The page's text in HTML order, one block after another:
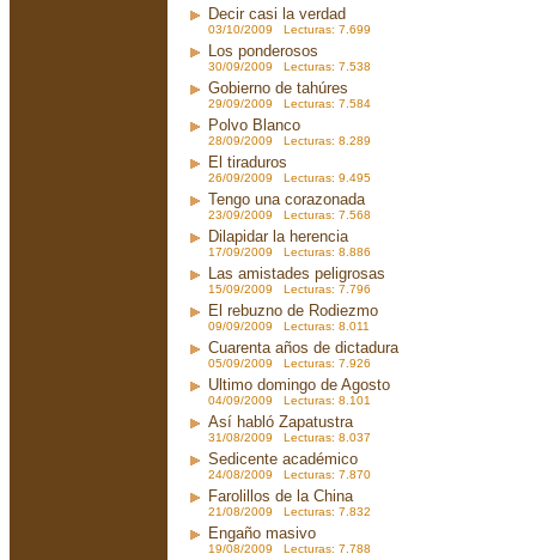
Decir casi la verdad
03/10/2009 Lecturas: 7.699
Los ponderosos
30/09/2009 Lecturas: 7.538
Gobierno de tahúres
29/09/2009 Lecturas: 7.584
Polvo Blanco
28/09/2009 Lecturas: 8.289
El tiraduros
26/09/2009 Lecturas: 9.495
Tengo una corazonada
23/09/2009 Lecturas: 7.568
Dilapidar la herencia
17/09/2009 Lecturas: 8.886
Las amistades peligrosas
15/09/2009 Lecturas: 7.796
El rebuzno de Rodiezmo
09/09/2009 Lecturas: 8.011
Cuarenta años de dictadura
05/09/2009 Lecturas: 7.926
Ultimo domingo de Agosto
04/09/2009 Lecturas: 8.101
Así habló Zapatustra
31/08/2009 Lecturas: 8.037
Sedicente académico
24/08/2009 Lecturas: 7.870
Farolillos de la China
21/08/2009 Lecturas: 7.832
Engaño masivo
19/08/2009 Lecturas: 7.788